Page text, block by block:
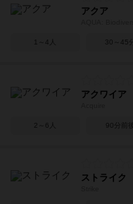
アクア
1～4人 30～45分
アクワイア
2～6人 90分前後
ストライク